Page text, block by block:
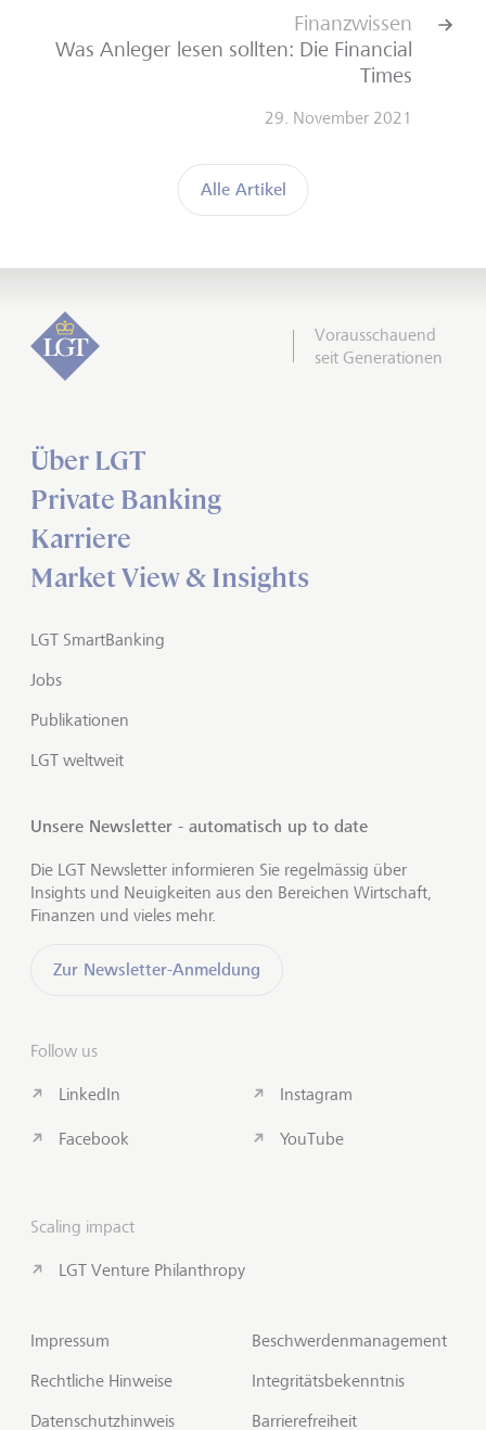
Alle Artikel
Finanzwissen
Was Anleger lesen sollten: Die Financial
Times
29. November 2021
Vorausschauend
seit Generationen
Über LGT
Private Banking
Karriere
Market View & Insights
LGT SmartBanking
Jobs
Publikationen
LGT weltweit
Unsere Newsletter - automatisch up to date
Die LGT Newsletter informieren Sie regelmässig über
Insights und Neuigkeiten aus den Bereichen Wirtschaft,
Finanzen und vieles mehr.
Zur Newsletter-Anmeldung
Follow us
LinkedIn
Facebook
Instagram
YouTube
Scaling impact
LGT Venture Philanthropy
Impressum
Rechtliche Hinweise
Datenschutzhinweis
Beschwerdenmanagement
Integritätsbekenntnis
Barrierefreiheit